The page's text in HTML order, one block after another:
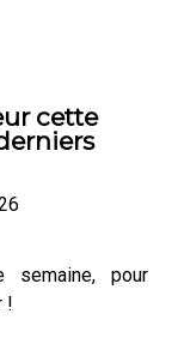
cette
semaine, pour
!